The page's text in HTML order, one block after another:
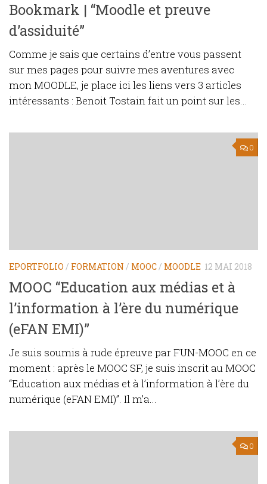
Bookmark | “Moodle et preuve
d’assiduité”
Comme je sais que certains d’entre vous passent
sur mes pages pour suivre mes aventures avec
mon MOODLE, je place ici les liens vers 3 articles
intéressants : Benoit Tostain fait un point sur les...
0
EPORTFOLIO / FORMATION / MOOC/ MOODLE 12 MAI 2018
MOOC “Education aux médias et à
l’information à l’ère du numérique
(eFAN EMI)”
Je suis soumis à rude épreuve par FUN-MOOC en ce
moment : après le MOOC SF, je suis inscrit au MOOC
“Education aux médias et à l’information à l’ère du
numérique (eFAN EMI)”. Il m’a...
0